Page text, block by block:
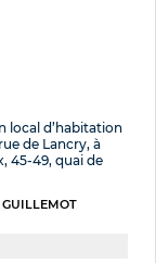
local d’habitation
de Lancry, à
45-49, quai de